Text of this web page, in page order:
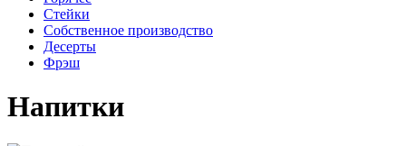
Стейки
Собственное производство
Десерты
Фрэш
Напитки